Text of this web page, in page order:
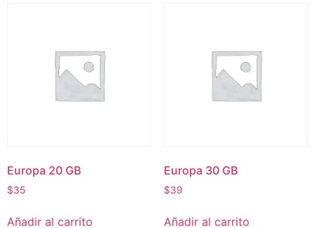
Europa 20 GB
$35
Añadir al carrito
Europa 30 GB
$39
Añadir al carrito